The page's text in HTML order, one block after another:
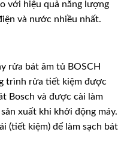
với hiệu quả năng lượng
và nước nhiều nhất.
rửa bát âm tủ BOSCH
trình rửa tiết kiệm được
Bosch và được cài làm
xuất khi khởi động máy.
(tiết kiệm) để làm sạch bát